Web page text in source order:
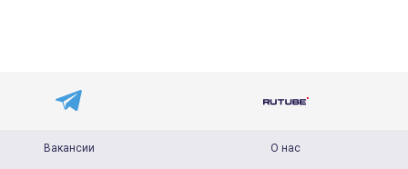
Вакансии О нас